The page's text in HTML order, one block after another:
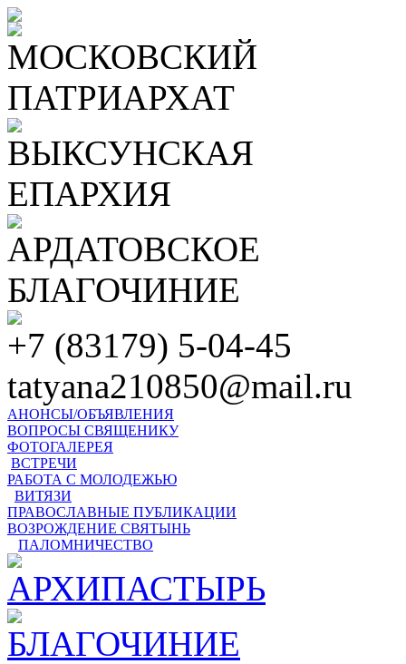
МОСКОВСКИЙ
ПАТРИАРХАТ
ВЫКСУНСКАЯ
ЕПАРХИЯ
АРДАТОВСКОЕ
БЛАГОЧИНИЕ
+7 (83179) 5-04-45
tatyana210850@mail.ru
АНОНСЫ/ОБЪЯВЛЕНИЯ
ВОПРОСЫ СВЯЩЕНИКУ
ФОТОГАЛЕРЕЯ
ВСТРЕЧИ
РАБОТА С МОЛОДЕЖЬЮ
ВИТЯЗИ
ПРАВОСЛАВНЫЕ ПУБЛИКАЦИИ
ВОЗРОЖДЕНИЕ СВЯТЫНЬ
ПАЛОМНИЧЕСТВО
АРХИПАСТЫРЬ
БЛАГОЧИНИЕ